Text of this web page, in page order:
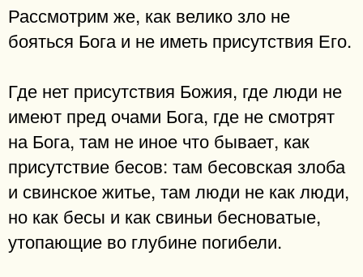
Рассмотрим же, как велико зло не
бояться Бога и не иметь присутствия Его.
Где нет присутствия Божия, где люди не
имеют пред очами Бога, где не смотрят
на Бога, там не иное что бывает, как
присутствие бесов: там бесовская злоба
и свинское житье, там люди не как люди,
но как бесы и как свиньи бесноватые,
утопающие во глубине погибели.